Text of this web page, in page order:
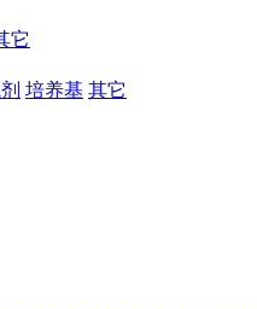
它
培养基 其它